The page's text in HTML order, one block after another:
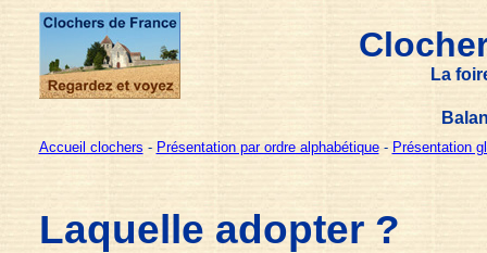
La
Accueil clochers - Présentation par ordre alphabétique- Présentation
Laquelle adopter ?